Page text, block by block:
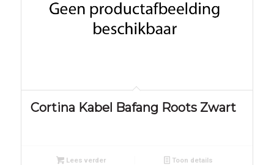
Cortina Kabel Bafang Roots Zwart
Lees verder Toon details